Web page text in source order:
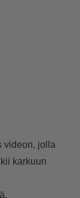
videon, jolla
karkuun